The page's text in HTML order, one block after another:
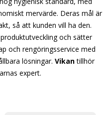
mervärde. Deras mål är
så att kunden vill ha den.
och sätter
och rengöringsservice med
lösningar. Vikantillhör
expert.